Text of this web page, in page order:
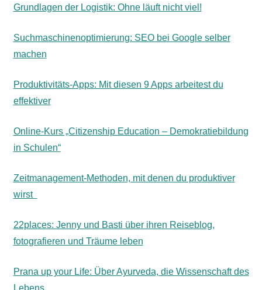
Grundlagen der Logistik: Ohne läuft nicht viel!
Suchmaschinenoptimierung: SEO bei Google selber
machen
Produktivitäts-Apps: Mit diesen 9 Apps arbeitest du
effektiver
Online-Kurs „Citizenship Education – Demokratiebildung
in Schulen“
Zeitmanagement-Methoden, mit denen du produktiver
wirst
22places: Jenny und Basti über ihren Reiseblog,
fotografieren und Träume leben
Prana up your Life: Über Ayurveda, die Wissenschaft des
Lebens